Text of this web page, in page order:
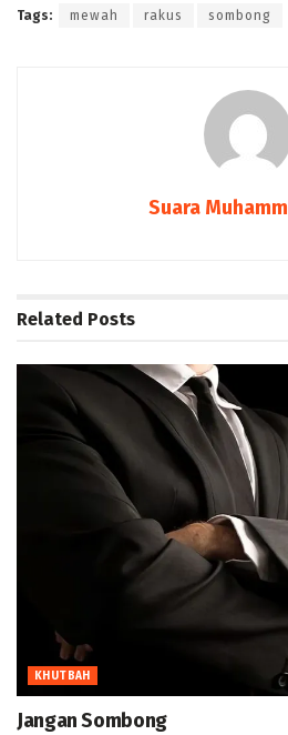
Tags: mewah rakus sombong
Suara
Related Posts
KHUTBAH
Jangan Sombong